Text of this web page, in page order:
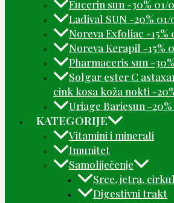
Eucerin sun -30% 01/
Ladival SUN -20%
Noreva Exfoliac -15%
Noreva Kerapil -15%
Pharmaceris sun -
Solgar ester C
cink kosa koža nokti -
Uriage Bariesun -
KATEGORIJE
Vitamini i minerali
Imunitet
Samoliječenje
Srce, jetra,
Digestivni trakt